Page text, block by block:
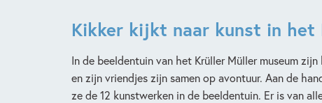
Kikker kijkt naar kunst in het
In de beeldentuin van het Krüller Müller museum
en zijn vriendjes zijn samen op avontuur. Aan de
ze de 12 kunstwerken in de beeldentuin. Er is van